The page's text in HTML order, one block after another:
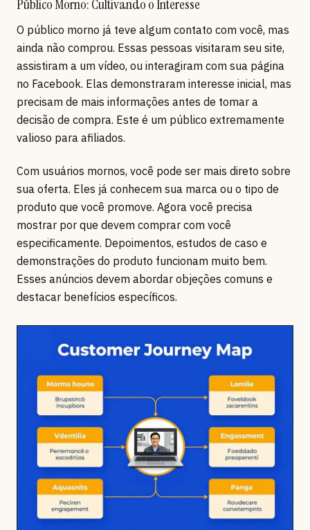
Público Morno: Cultivando o Interesse
O público morno já teve algum contato com você, mas
ainda não comprou. Essas pessoas visitaram seu site,
assistiram a um vídeo, ou interagiram com sua página
no Facebook. Elas demonstraram interesse inicial, mas
precisam de mais informações antes de tomar a
decisão de compra. Este é um público extremamente
valioso para afiliados.
Com usuários mornos, você pode ser mais direto sobre
sua oferta. Eles já conhecem sua marca ou o tipo de
produto que você promove. Agora você precisa
mostrar por que devem comprar com você
especificamente. Depoimentos, estudos de caso e
demonstrações do produto funcionam muito bem.
Esses anúncios devem abordar objeções comuns e
destacar benefícios específicos.